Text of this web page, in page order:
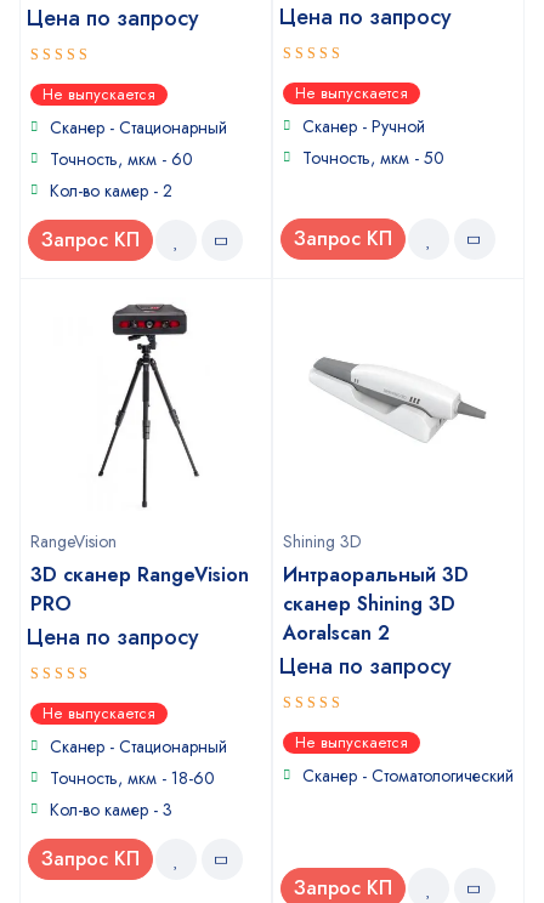
Цена по запросу
5out of 5
Не выпускается
Сканер - Стационарный
Точность, мкм - 60
Кол-во камер - 2
Запрос КП
Цена по запросу
5out of 5
Не выпускается
Сканер - Ручной
Точность, мкм - 50
Запрос КП
RangeVision
3D сканер RangeVision
PRO
Цена по запросу
5out of 5
Не выпускается
Сканер - Стационарный
Точность, мкм - 18-60
Кол-во камер - 3
Запрос КП
Shining 3D
Интраоральный 3D
сканер Shining 3D
Aoralscan 2
Цена по запросу
5out of 5
Не выпускается
Сканер - Стоматологический
Запрос КП